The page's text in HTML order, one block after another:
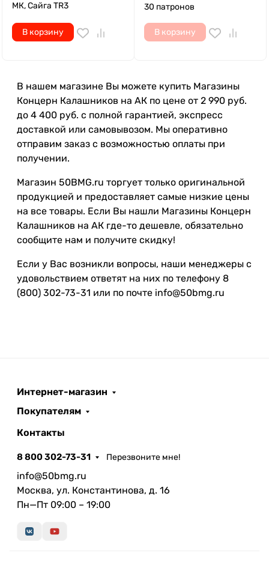
МК, Сайга TR3
В корзину
30 патронов
В корзину
В нашем магазине Вы можете купить Магазины
Концерн Калашников на АК по цене от 2 990 руб.
до 4 400 руб. с полной гарантией, экспресс
доставкой или самовывозом. Мы оперативно
отправим заказ с возможностью оплаты при
получении.
Магазин 50BMG.ru торгует только оригинальной
продукцией и предоставляет самые низкие цены
на все товары. Если Вы нашли Магазины Концерн
Калашников на АК где-то дешевле, обязательно
сообщите нам и получите скидку!
Если у Вас возникли вопросы, наши менеджеры с
удовольствием ответят на них по телефону 8
(800) 302-73-31 или по почте info@50bmg.ru
Интернет-магазин
Покупателям
Контакты
8 800 302-73-31 Перезвоните мне!
info@50bmg.ru
Москва, ул. Константинова, д. 16
Пн—Пт 09:00 – 19:00